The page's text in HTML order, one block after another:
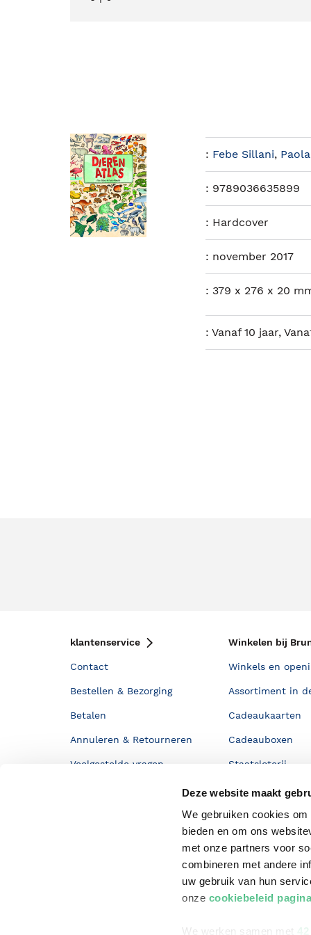
Deze website maakt
We gebruiken cookies
bieden en om ons
met onze partners voor
combineren met andere
uw gebruik van hun
onze cookiebeleid pagina
We werken samen met
: Febe Sillani,
: 9789036635899
: Hardcover
: november 2017
: 379 x 276 x 20
: Vanaf 10 jaar,
klantenservice
Contact
Bestellen & Bezorging
Betalen
Annuleren & Retourneren
Veelgestelde vragen
Zakelijk boeken bestellen
Winkelen bij
Winkels en
Assortiment in
Cadeaukaarten
Cadeauboxen
Staatsloterij
ING